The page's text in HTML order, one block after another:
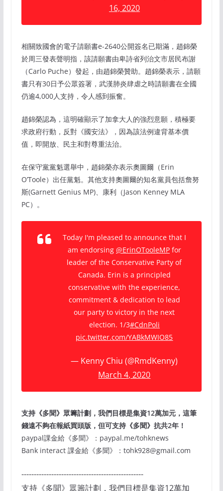
16, 2020
相關致國會的電子請願書e-2640公開簽名已期滿，趙錦榮
於周三發表聲明指，該請願書由卑詩省列治文市居民布謝
（Carlo Puche）發起，由趙錦榮贊助。趙錦榮表示，請願
書只有30日予公眾簽署，武漢肺炎肆虐之時請願書在全國
仍逾4,000人支持，令人感到振奮。
趙錦榮認為，這明確顯示了加拿大人的強烈意願，積極要
求政府行動，反對《國安法》，因為該法例違背基本價
值，即開放、民主和對尊重法治。
在保守黨黨魁選舉中，趙錦榮亦表示奧圖爾（Erin
O’Toole）出任黨魁。其他支持奧圖爾的知名黨員包括詹努
斯(Garnett Genius MP)、康利（Jason Kenney MLA
PC）。
Today I'm pleased to announce that I
am endorsing @ErinOTooleMPfor
leader of the Conservative Party of
Canada. Erin is a principled
conservative with the experience,
commitment & dedication to lead
our party to victory in the next
election. 1/3#CdnPoli
pic.twitter.com/YABkMWIO85
— Kenny Chiu (@RmdKenny)
March 4, 2020
支持《多聞》眾籌計劃，我們目標是集資12萬加元，這筆
錢遠不夠在報紙買頭版，但可支持《多聞》抗共2年！
paypal課金給《多聞》：paypal.me/tohknews
Bank interact 課金給《多聞》：tohk928@gmail.com
-------------------------------------------------
支持《多聞》眾籌計劃，我們目標是集資12萬加